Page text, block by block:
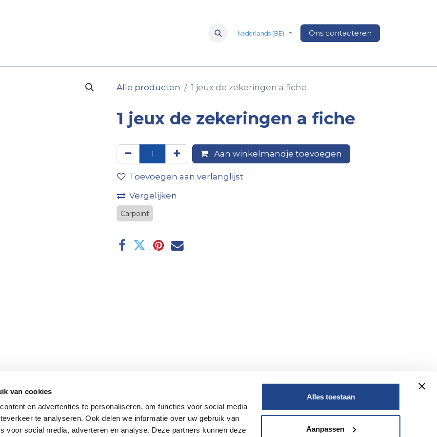
van cookies
en advertenties te personaliseren, om functies voor social media
te analyseren. Ook delen we informatie over uw gebruik van
voor social media, adverteren en analyse. Deze partners kunnen deze
Alles toestaan
Aanpassen
Onderdelen Merken Over Ons Media
Nederlands (BE) Ons contacteren
Alle producten 1 jeux de zekeringen a fiche
1 jeux de zekeringen a fiche
Aan winkelmandje toevoegen
Toevoegen aan verlanglijst
Vergelijken
Carpoint
Nee
Nee